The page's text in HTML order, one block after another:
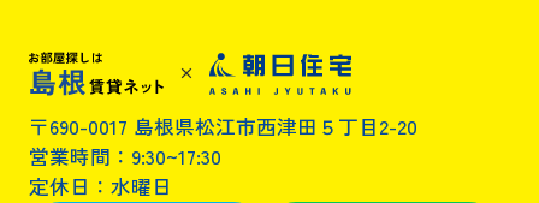
〒690-0017 島根県松江市西津田５丁目2-20
営業時間：9:30~17:30
定休日：水曜日